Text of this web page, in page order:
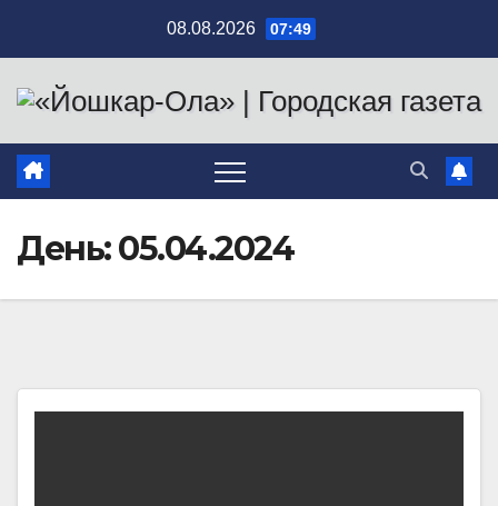
содержимому
08.08.2026 07:49
День:05.04.2024